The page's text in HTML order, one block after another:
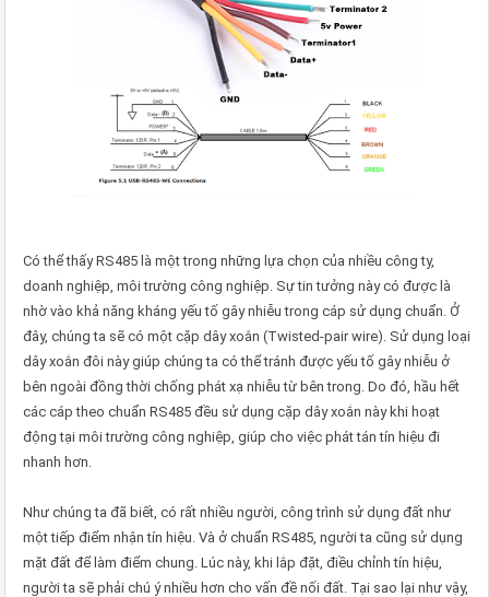
Có thể thấy RS485 là một trong những lựa chọn của nhiều công ty,
doanh nghiệp, môi trường công nghiệp. Sự tin tưởng này có được là
nhờ vào khả năng kháng yếu tố gây nhiễu trong cáp sử dụng chuẩn. Ở
đây, chúng ta sẽ có một cặp dây xoắn (Twisted-pair wire). Sử dụng loại
dây xoắn đôi này giúp chúng ta có thể tránh được yếu tố gây nhiễu ở
bên ngoài đồng thời chống phát xạ nhiễu từ bên trong. Do đó, hầu hết
các cáp theo chuẩn RS485 đều sử dụng cặp dây xoắn này khi hoạt
động tại môi trường công nghiệp, giúp cho việc phát tán tín hiệu đi
nhanh hơn.
Như chúng ta đã biết, có rất nhiều người, công trình sử dụng đất như
một tiếp điểm nhận tín hiệu. Và ở chuẩn RS485, người ta cũng sử dụng
mặt đất để làm điểm chung. Lúc này, khi lắp đặt, điều chỉnh tín hiệu,
người ta sẽ phải chú ý nhiều hơn cho vấn đề nối đất. Tại sao lại như vậy,